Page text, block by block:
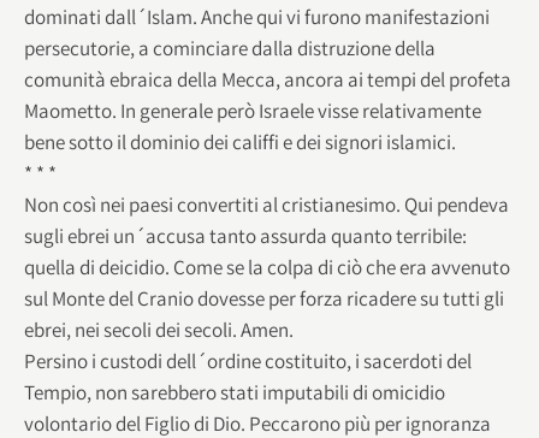
dominati dall´Islam. Anche qui vi furono manifestazioni
persecutorie, a cominciare dalla distruzione della
comunità ebraica della Mecca, ancora ai tempi del profeta
Maometto. In generale però Israele visse relativamente
bene sotto il dominio dei califfi e dei signori islamici.
* * *
Non così nei paesi convertiti al cristianesimo. Qui pendeva
sugli ebrei un´accusa tanto assurda quanto terribile:
quella di deicidio. Come se la colpa di ciò che era avvenuto
sul Monte del Cranio dovesse per forza ricadere su tutti gli
ebrei, nei secoli dei secoli. Amen.
Persino i custodi dell´ordine costituito, i sacerdoti del
Tempio, non sarebbero stati imputabili di omicidio
volontario del Figlio di Dio. Peccarono più per ignoranza